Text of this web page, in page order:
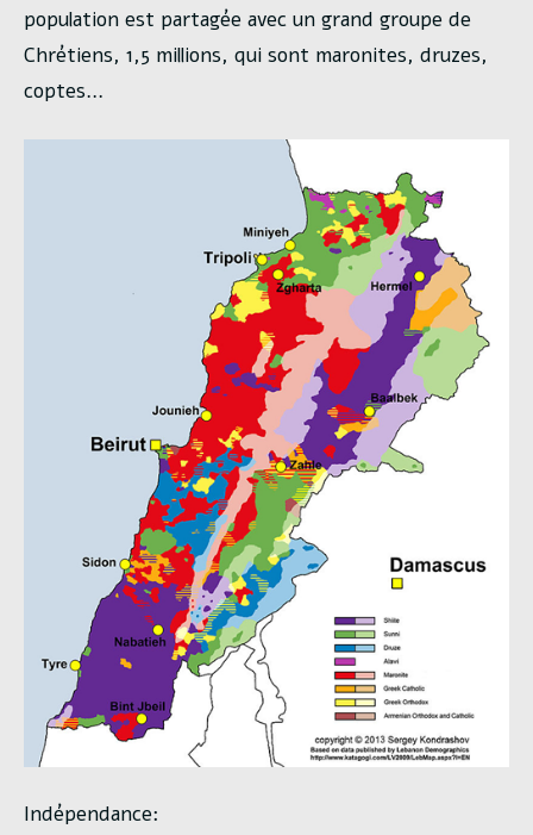
population est partagée avec un grand groupe de
Chrétiens, 1,5 millions, qui sont maronites, druzes,
coptes…
Indépendance: